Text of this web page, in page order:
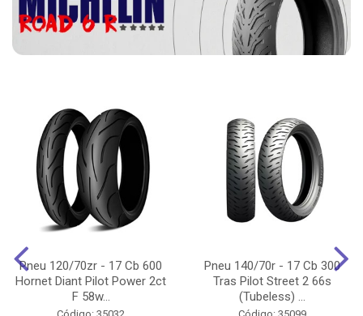
Pneu 120/70zr - 17 Cb 600
Hornet Diant Pilot Power 2ct
F 58w...
Pneu 140/70r - 17 Cb 300
Tras Pilot Street 2 66s
(Tubeless) ...